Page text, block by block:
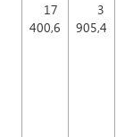
17
400,6
3
905,4